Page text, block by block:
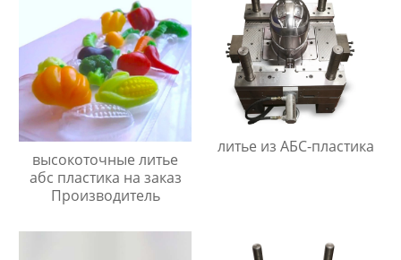
высокоточные литье
абс пластика на заказ
Производитель
литье из АБС-пластика